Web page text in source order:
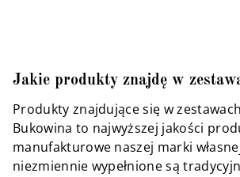
Jakie produkty znajdę w
Produkty znajdujące się w
Bukowina to najwyższej jakości
manufakturowe naszej marki
niezmiennie wypełnione są